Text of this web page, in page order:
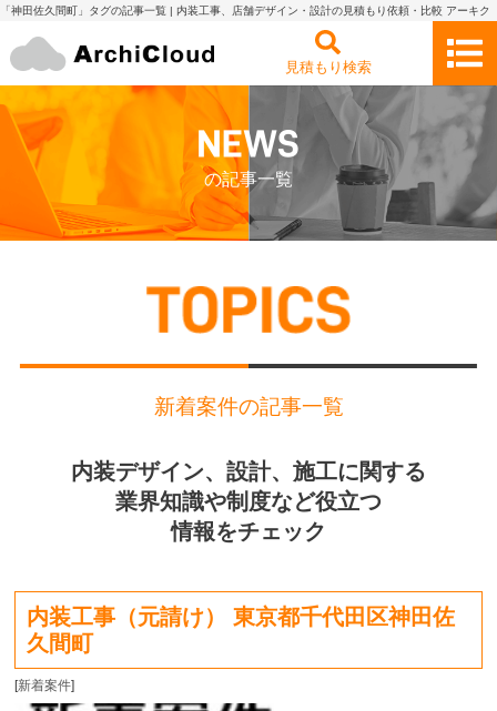
「神田佐久間町」タグの記事一覧 | 内装工事、店舗デザイン・設計の見積もり依頼・比較 アーキク
見積もり検索
の記事一覧
新着案件の記事一覧
内装デザイン、設計、施工に関する
業界知識や制度など役立つ
情報をチェック
内装工事（元請け） 東京都千代田区神田佐
久間町
[新着案件]